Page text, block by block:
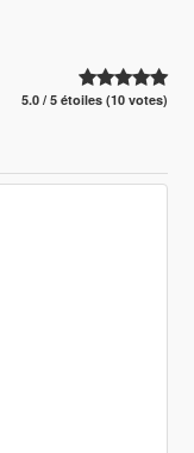
5.0 / 5 étoiles (10 votes)